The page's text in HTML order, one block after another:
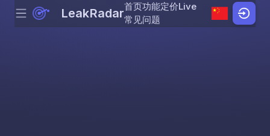
Skip to content
Menu LeakRadar首页功能定价Live
常见问题